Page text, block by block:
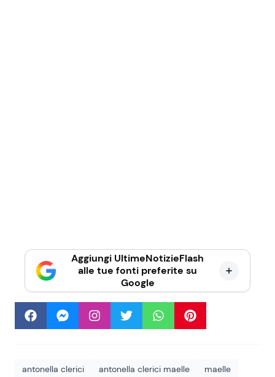
Aggiungi UltimeNotizieFlash
alle tue fonti preferite su
Google
antonella clerici antonella clerici maelle maelle